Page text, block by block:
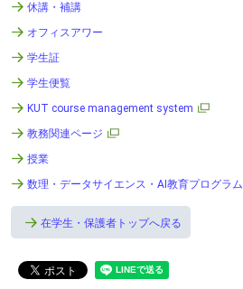
休講・補講
オフィスアワー
学生証
学生便覧
KUT course management system
教務関連ページ
授業
数理・データサイエンス・AI教育プログラム
在学生・保護者トップへ戻る